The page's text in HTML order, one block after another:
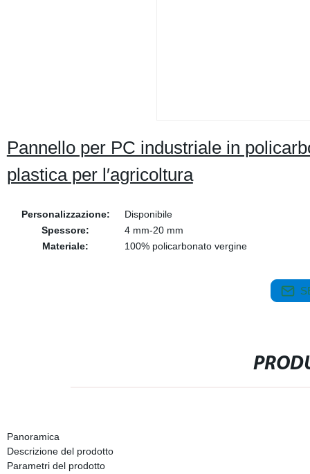
Pannello per PC industriale in
plastica per l′agricoltura
Personalizzazione:
Disponibile
Spessore:
4 mm-20 mm
Materiale:
100% policarbonato vergine
Panoramica
Descrizione del prodotto
Parametri del prodotto